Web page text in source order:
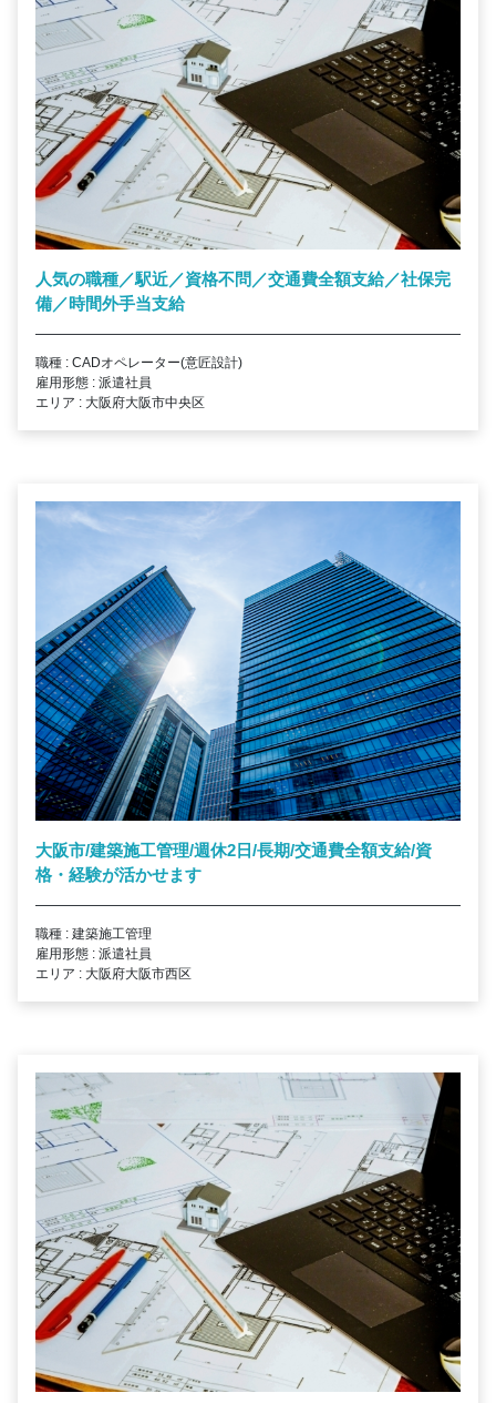
人気の職種／駅近／資格不問／交通費全額支給／社保完
備／時間外手当支給
職種 : CADオペレーター(意匠設計)
雇用形態 : 派遣社員
エリア : 大阪府大阪市中央区
大阪市/建築施工管理/週休2日/長期/交通費全額支給/資
格・経験が活かせます
職種 : 建築施工管理
雇用形態 : 派遣社員
エリア : 大阪府大阪市西区